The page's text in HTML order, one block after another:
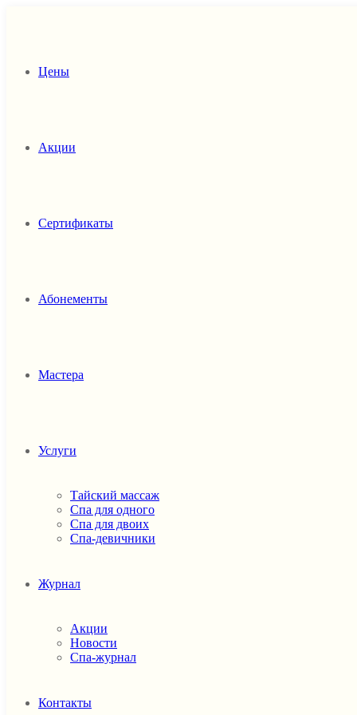
Цены
Акции
Сертификаты
Абонементы
Мастера
Услуги
Тайский массаж
Спа для одного
Спа для двоих
Спа-девичники
Журнал
Акции
Новости
Спа-журнал
Контакты